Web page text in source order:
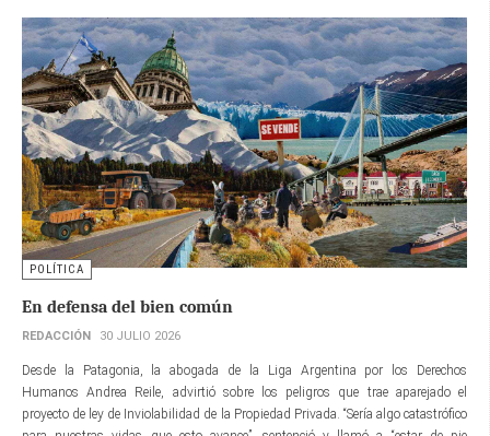
POLÍTICA
En defensa del bien común
REDACCIÓN 30 JULIO 2026
Desde la Patagonia, la abogada de la Liga Argentina por los Derechos
Humanos Andrea Reile, advirtió sobre los peligros que trae aparejado el
proyecto de ley de Inviolabilidad de la Propiedad Privada. “Sería algo catastrófico